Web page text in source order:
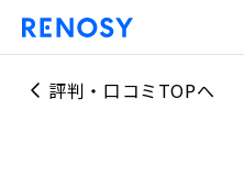
評判・口コミTOPへ